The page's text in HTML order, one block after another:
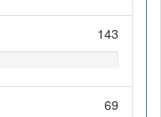
143
69